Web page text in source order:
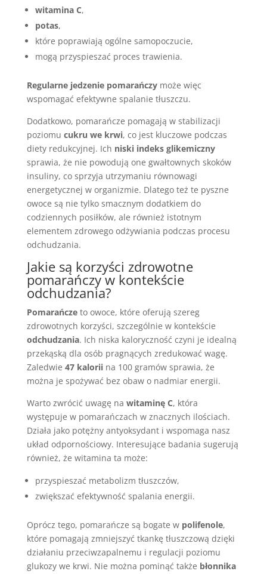
witamina C,
potas,
które poprawiają ogólne samopoczucie,
mogą przyspieszać proces trawienia.
Regularne jedzenie pomarańczymoże więc
wspomagać efektywne spalanie tłuszczu.
Dodatkowo, pomarańcze pomagają w stabilizacji
poziomu cukru we krwi, co jest kluczowe podczas
diety redukcyjnej. Ich niski indeks glikemiczny
sprawia, że nie powodują one gwałtownych skoków
insuliny, co sprzyja utrzymaniu równowagi
energetycznej w organizmie. Dlatego też te pyszne
owoce są nie tylko smacznym dodatkiem do
codziennych posiłków, ale również istotnym
elementem zdrowego odżywiania podczas procesu
odchudzania.
Jakie są korzyści zdrowotne
pomarańczy w kontekście
odchudzania?
Pomarańczeto owoce, które oferują szereg
zdrowotnych korzyści, szczególnie w kontekście
odchudzania. Ich niska kaloryczność czyni je idealną
przekąską dla osób pragnących zredukować wagę.
Zaledwie 47 kaloriina 100 gramów sprawia, że
można je spożywać bez obaw o nadmiar energii.
Warto zwrócić uwagę na witaminę C, która
występuje w pomarańczach w znacznych ilościach.
Działa jako potężny antyoksydant i wspomaga nasz
układ odpornościowy. Interesujące badania sugerują
również, że witamina ta może:
przyspieszać metabolizm tłuszczów,
zwiększać efektywność spalania energii.
Oprócz tego, pomarańcze są bogate w polifenole,
które pomagają zmniejszyć tkankę tłuszczową dzięki
działaniu przeciwzapalnemu i regulacji poziomu
glukozy we krwi. Nie można pominąć także błonnika